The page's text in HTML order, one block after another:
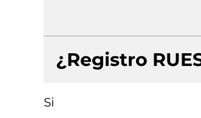
¿Registro
Si